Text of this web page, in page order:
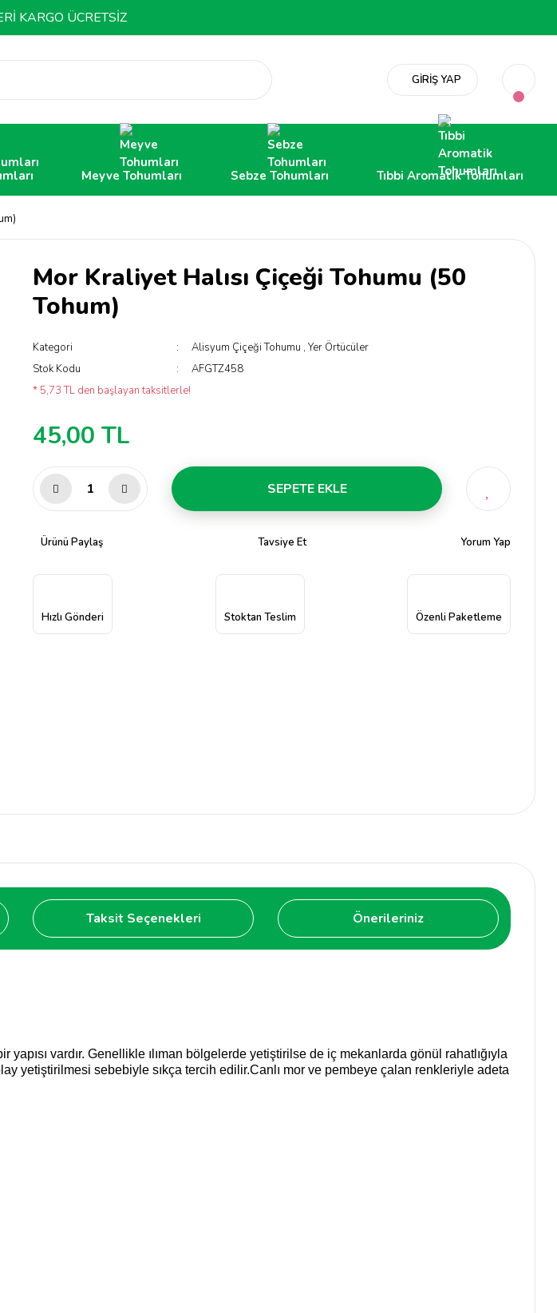
KARGO ÜCRETSİZ
GİRİŞ YAP
Meyve Tohumları Sebze Tohumları Tıbbi Aromatik Tohumları
Mor Kraliyet Halısı Çiçeği Tohumu (50
Tohum)
Kategori Alisyum Çiçeği Tohumu , Yer Örtücüler
Stok Kodu
AFGTZ458
* 5,73 TL den başlayan taksitlerle!
45,00 TL
SEPETE EKLE
Ürünü Paylaş Tavsiye Et Yorum Yap
Hızlı Gönderi Stoktan Teslim Özenli Paketleme
Taksit Seçenekleri Önerileriniz
vardır. Genellikle ılıman bölgelerde yetiştirilse de iç mekanlarda gönül rahatlığıyla
yetiştirilmesi sebebiyle sıkça tercih edilir.Canlı mor ve pembeye çalan renkleriyle adeta